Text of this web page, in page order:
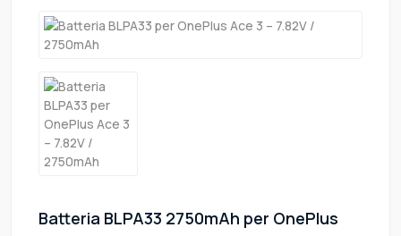
Batteria BLPA33 2750mAh per OnePlus